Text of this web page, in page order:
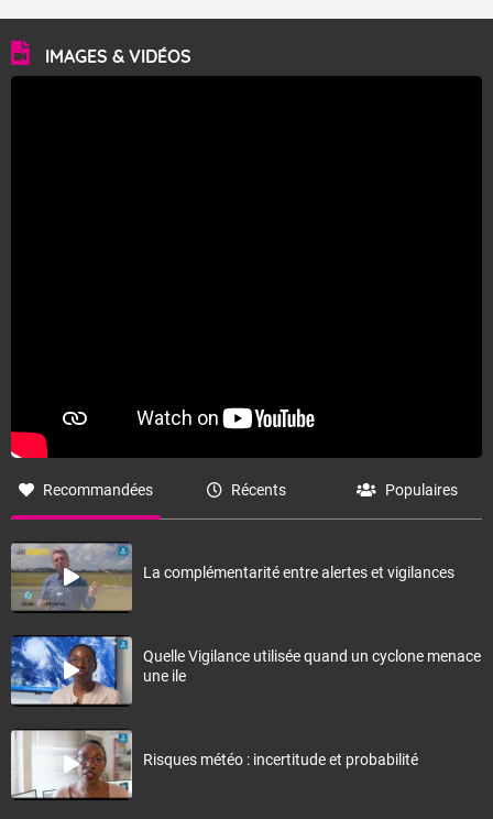
cette anomalie légèrement chaude. La semaine du 10 au 16 août
IMAGES & VIDÉOS
Recommandées Récents Populaires
La complémentarité entre alertes et vigilances
Quelle Vigilance utilisée quand un cyclone menace
une ile
Risques météo : incertitude et probabilité